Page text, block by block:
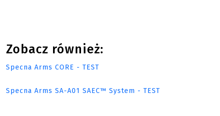
Zobacz również:
Specna Arms CORE - TEST
Specna Arms SA-A01 SAEC™ System - TEST